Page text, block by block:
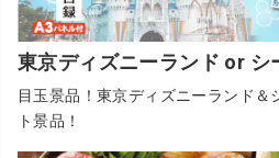
東京ディズニーランド or シ
目玉景品！東京ディズニーランド＆
ト景品！